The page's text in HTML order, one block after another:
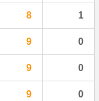
8 1
9 0
9 0
9 0